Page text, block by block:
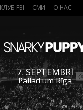
КЛУБ FBI СМИ О НАС
7. SEPTEMBRĪ
Palladium Rīga